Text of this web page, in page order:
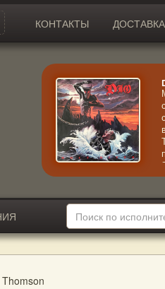
КОНТАКТЫ ДОСТАВКА